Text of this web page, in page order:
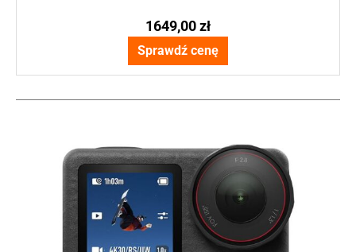
1649,00 zł
Sprawdź cenę